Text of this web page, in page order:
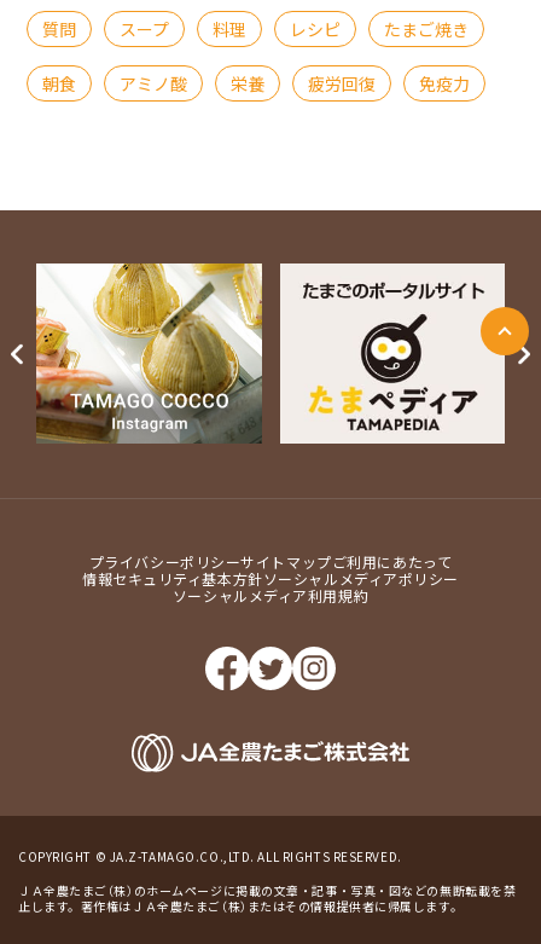
質問 スープ 料理 レシピ たまご焼き
朝食 アミノ酸 栄養 疲労回復 免疫力
プライバシーポリシーサイトマップご利用にあたって
情報セキュリティ基本方針ソーシャルメディアポリシー
ソーシャルメディア利用規約
COPYRIGHT © JA.Z-TAMAGO.CO.,LTD. ALL RIGHTS RESERVED.
ＪＡ全農たまご（株）のホームページに掲載の文章・記事・写真・図などの無断転載を禁
止します。著作権はＪＡ全農たまご（株）またはその情報提供者に帰属します。
ージ上部に戻る